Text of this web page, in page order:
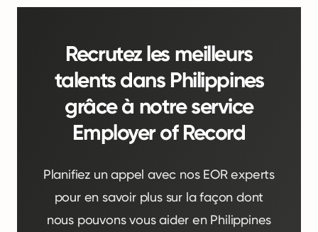
Recrutez les meilleurs
talents dans Philippines
grâce à notre service
Employer of Record
Planifiez un appel avec nos EOR experts
pour en savoir plus sur la façon dont
nous pouvons vous aider en Philippines